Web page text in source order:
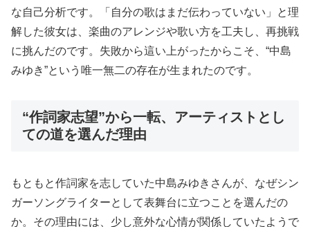
な自己分析です。「自分の歌はまだ伝わっていない」と理
解した彼女は、楽曲のアレンジや歌い方を工夫し、再挑戦
に挑んだのです。失敗から這い上がったからこそ、“中島
みゆき”という唯一無二の存在が生まれたのです。
“作詞家志望”から一転、アーティストとし
ての道を選んだ理由
もともと作詞家を志していた中島みゆきさんが、なぜシン
ガーソングライターとして表舞台に立つことを選んだの
か。その理由には、少し意外な心情が関係していたようで